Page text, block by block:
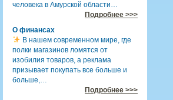
человека в Амурской области…
Подробнее >>>
О финансах
В нашем современном мире, где
полки магазинов ломятся от
изобилия товаров, а реклама
призывает покупать все больше и
больше,…
Подробнее >>>